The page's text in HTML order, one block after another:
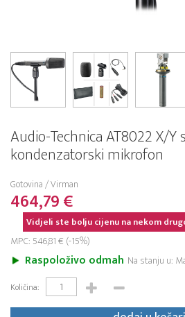
Audio-Technica AT8022 X/Y
kondenzatorski mikrofon
Gotovina / Virman
464,79 €
Vidjeli ste bolju cijenu na nekom
MPC: 546,81 € (-15%)
Raspoloživo odmah Na stanju u:
Količina: